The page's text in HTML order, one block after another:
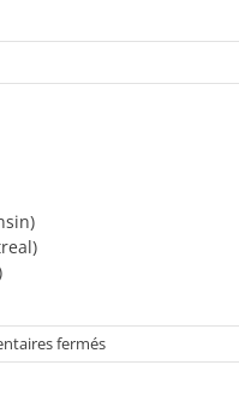
ferméssur
Organisateurs-